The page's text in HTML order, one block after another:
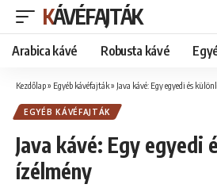
KÁVÉFAJTÁK
Arabica kávé Robusta kávé
Kezdőlap» Egyéb kávéfajták» Java kávé: Egy egyedi és
EGYÉB KÁVÉFAJTÁK
Java kávé: Egy egyedi
ízélmény